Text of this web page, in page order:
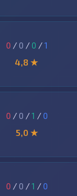
0 / 0 / 0 /1
4,8 ★
0 / 0 /1 /0
5,0 ★
0 / 0 /1 /0